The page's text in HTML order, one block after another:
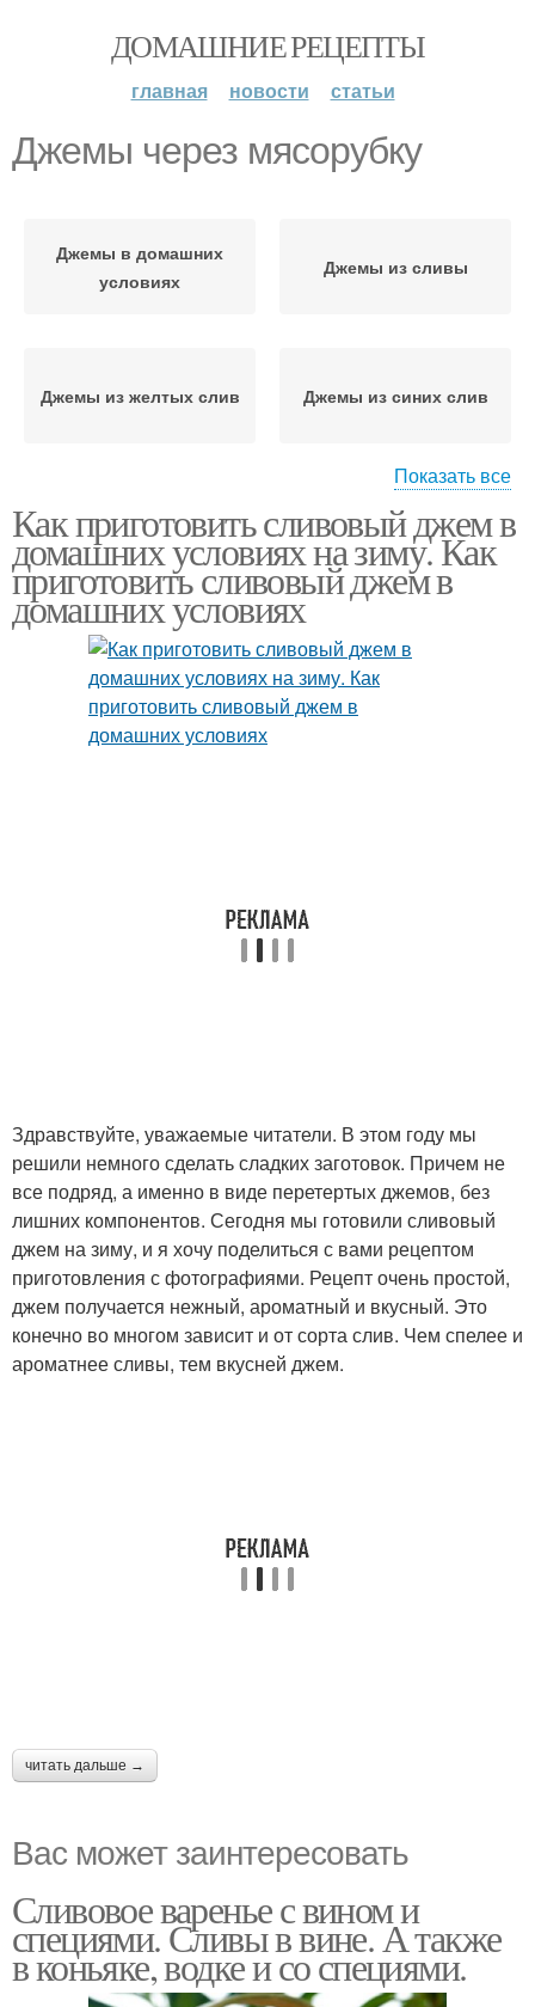
ДОМАШНИЕ РЕЦЕПТЫ
главная новости статьи
Джемы через мясорубку
Джемы в домашних
условиях
Джемы из сливы
Джемы из желтых слив Джемы из синих слив
Слив через мясорубку Джемы с корицей
Джемы из яблок
Джемы в
микроволновке
Показать все
Как приготовить сливовый джем в
домашних условиях на зиму. Как
приготовить сливовый джем в
домашних условиях
Здравствуйте, уважаемые читатели. В этом году мы
решили немного сделать сладких заготовок. Причем не
все подряд, а именно в виде перетертых джемов, без
лишних компонентов. Сегодня мы готовили сливовый
джем на зиму, и я хочу поделиться с вами рецептом
приготовления с фотографиями. Рецепт очень простой,
джем получается нежный, ароматный и вкусный. Это
конечно во многом зависит и от сорта слив. Чем спелее и
ароматнее сливы, тем вкусней джем.
читать дальше →
Вас может заинтересовать
Сливовое варенье с вином и
специями. Сливы в вине. А также
в коньяке, водке и со специями.